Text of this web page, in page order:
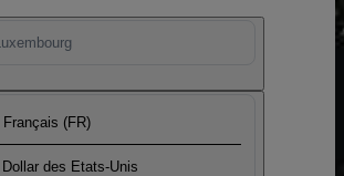
Luxembourg
Français (FR)
Dollar des Etats-Unis